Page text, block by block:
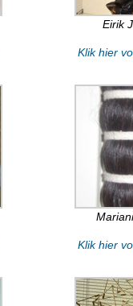
Eirik
Klik hier
Klik hier